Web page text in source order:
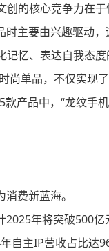
的核心竞争力在于
主要由兴趣驱动
忆、表达自我态
尚单品，不仅实现
产品中，“龙纹手
费新蓝海。
年将突破500亿
自主IP营收占比达